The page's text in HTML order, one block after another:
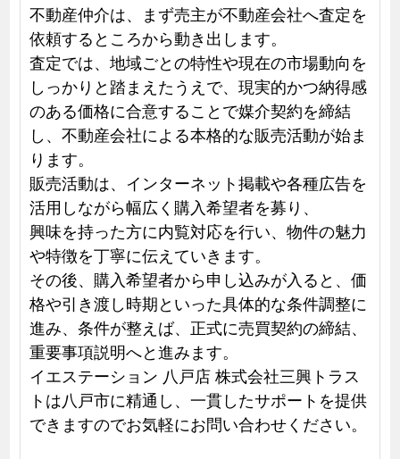
不動産仲介は、まず売主が不動産会社へ査定を
依頼するところから動き出します。
査定では、地域ごとの特性や現在の市場動向を
しっかりと踏まえたうえで、現実的かつ納得感
のある価格に合意することで媒介契約を締結
し、不動産会社による本格的な販売活動が始ま
ります。
販売活動は、インターネット掲載や各種広告を
活用しながら幅広く購入希望者を募り、
興味を持った方に内覧対応を行い、物件の魅力
や特徴を丁寧に伝えていきます。
その後、購入希望者から申し込みが入ると、価
格や引き渡し時期といった具体的な条件調整に
進み、条件が整えば、正式に売買契約の締結、
重要事項説明へと進みます。
イエステーション 八戸店 株式会社三興トラス
トは八戸市に精通し、一貫したサポートを提供
できますのでお気軽にお問い合わせください。